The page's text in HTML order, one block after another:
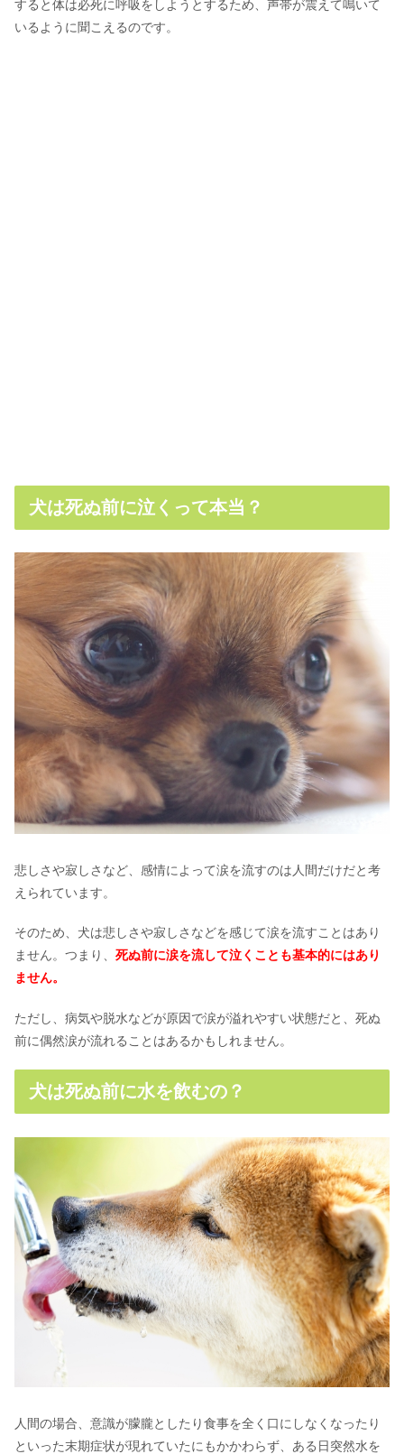
すると体は必死に呼吸をしようとするため、声帯が震えて鳴いて
いるように聞こえるのです。
犬は死ぬ前に泣くって本当？
悲しさや寂しさなど、感情によって涙を流すのは人間だけだと考
えられています。
そのため、犬は悲しさや寂しさなどを感じて涙を流すことはあり
ません。つまり、 死ぬ前に涙を流して泣くことも基本的にはあり
ません。
ただし、病気や脱水などが原因で涙が溢れやすい状態だと、死ぬ
前に偶然涙が流れることはあるかもしれません。
犬は死ぬ前に水を飲むの？
人間の場合、意識が朦朧としたり食事を全く口にしなくなったり
といった末期症状が現れていたにもかかわらず、ある日突然水を